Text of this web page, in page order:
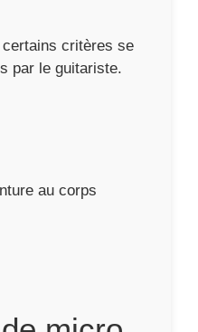
critères se
par le guitariste.
au corps